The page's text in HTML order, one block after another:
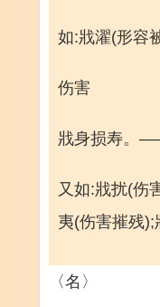
如:戕濯(形容
伤害
戕身损寿。
又如:戕扰(伤
夷(伤害摧残);
〈名〉